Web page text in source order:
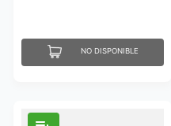
NO DISPONIBLE